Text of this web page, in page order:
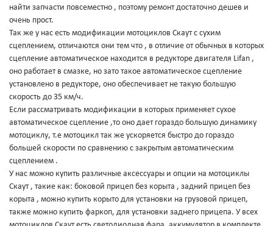
найти запчасти повсеместно , поэтому ремонт достаточно дешев и
очень прост.
Так же у нас есть модификации мотоциклов Скаут с сухим
сцеплением, отличаются они тем что , в отличие от обычных в которых
сцепление автоматическое находится в редукторе двигателя Lifan ,
оно работает в смазке, но зато такое автоматическое сцепление
установлено в редукторе, оно обеспечивает не такую большую
скорость до 35 км/ч.
Если рассматривать модификации в которых применяет сухое
автоматическое сцепление ,то оно дает гораздо большую динамику
мотоциклу, т.е мотоцикл так же ускоряется быстро до гораздо
большей скорости по сравнению с закрытым автоматическим
сцеплением .
У нас можно купить различные аксессуары и опции на мотоциклы
Скаут , такие как: боковой прицеп без корыта , задний прицеп без
корыта , можно купить корыто для установки на грузовой прицеп,
также можно купить фаркоп, для установки заднего прицепа. У всех